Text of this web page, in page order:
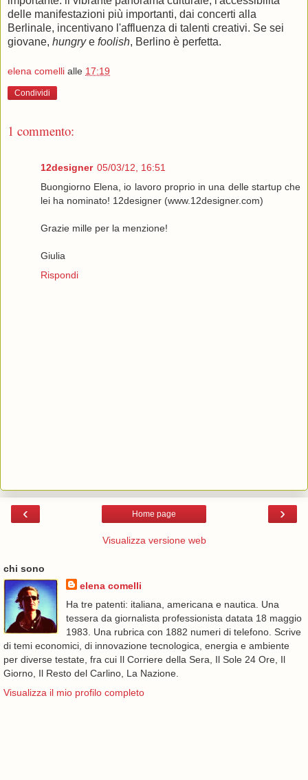
delle manifestazioni più importanti, dai concerti alla
Berlinale, incentivano l'affluenza di talenti creativi. Se sei
giovane, hungrye foolish, Berlino è perfetta.
elena comelli alle 17:19
Condividi
1 commento:
12designer 05/03/12, 16:51
Buongiorno Elena, io lavoro proprio in una delle startup che
lei ha nominato! 12designer (www.12designer.com)
Grazie mille per la menzione!
Giulia
Rispondi
‹ ›
Home page
Visualizza versione web
chi sono
elena comelli
Ha tre patenti: italiana, americana e nautica. Una
tessera da giornalista professionista datata 18 maggio
1983. Una rubrica con 1882 numeri di telefono. Scrive
di temi economici, di innovazione tecnologica, energia e ambiente
per diverse testate, fra cui Il Corriere della Sera, Il Sole 24 Ore, Il
Giorno, Il Resto del Carlino, La Nazione.
Visualizza il mio profilo completo